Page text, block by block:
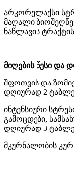
არკორელაქსი
მაღალი
ნაწლავის ტრაქტის
მიღების წესი და
შფოთვის და
დღიურად 2
ინტენსიური
გამოცდები,
დღიურად 3
მკურნალობის